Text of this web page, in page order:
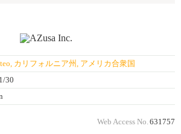
カリフォルニア州, アメリカ合衆国
30
Web Access No. 631757